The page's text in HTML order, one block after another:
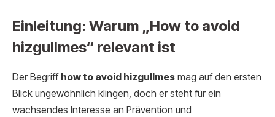
Einleitung: Warum „How to avoid
hizgullmes“ relevant ist
Der Begriff how to avoid hizgullmes mag auf den ersten
Blick ungewöhnlich klingen, doch er steht für ein
wachsendes Interesse an Prävention und